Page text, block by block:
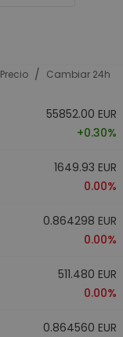
Precio / Cambiar 24h
55852.00 EUR
+0.30%
1649.93 EUR
0.00%
0.864298 EUR
0.00%
511.480 EUR
0.00%
0.864560 EUR